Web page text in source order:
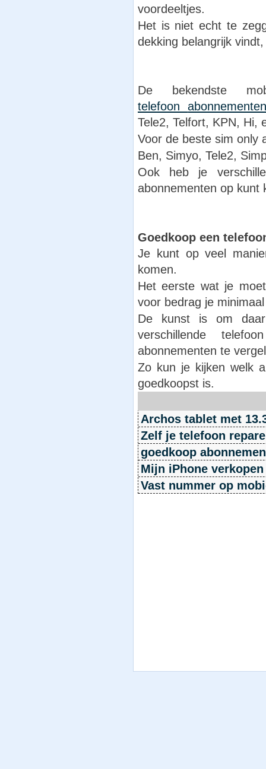
voordeeltjes.
Het is niet echt te
dekking belangrijk
De bekendste
telefoon
Tele2, Telfort, KPN, Hi,
Voor de beste sim only
Ben, Simyo, Tele2,
Ook heb je
abonnementen op kunt
Goedkoop een
Je kunt op veel
komen.
Het eerste wat je
voor bedrag je
De kunst is om
verschillende
abonnementen te
Zo kun je kijken welk
goedkoopst is.
Archos tablet met
Zelf je telefoon
goedkoop
Mijn iPhone
Vast nummer op